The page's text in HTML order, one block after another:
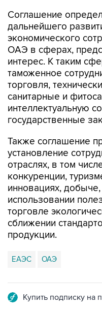
Соглашение
дальнейшего
экономического
ОАЭ в сферах,
интерес. К таким
таможенное
торговля,
санитарные и
интеллектуальную
государственные
Также соглашение
установление
отраслях, в том
конкуренции,
инновациях,
использовании
торговле
сближении
продукции.
ЕАЭС ОАЭ
Купить подписку на